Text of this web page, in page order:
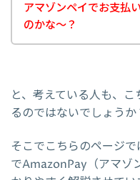
アマゾンペイでお支払
のかな～？
と、考えている人も、
るのではないでしょうか
そこでこちらのページ
でAmazonPay（アマゾ